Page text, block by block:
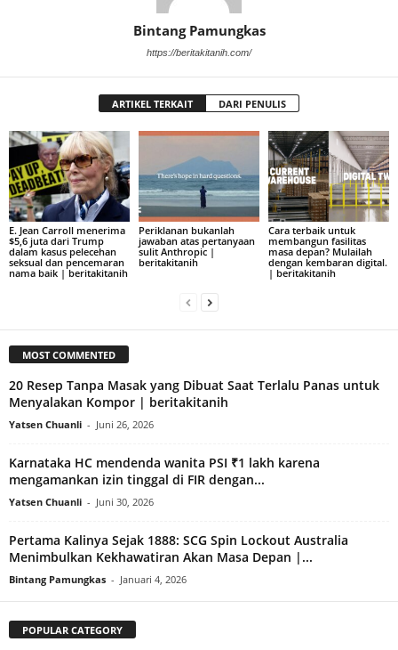
Bintang Pamungkas
https://beritakitanih.com/
ARTIKEL TERKAIT DARI PENULIS
E. Jean Carroll menerima
$5,6 juta dari Trump
dalam kasus pelecehan
seksual dan pencemaran
nama baik | beritakitanih
Periklanan bukanlah
jawaban atas pertanyaan
sulit Anthropic |
beritakitanih
Cara terbaik untuk
membangun fasilitas
masa depan? Mulailah
dengan kembaran digital.
| beritakitanih
MOST COMMENTED
20 Resep Tanpa Masak yang Dibuat Saat Terlalu Panas untuk
Menyalakan Kompor | beritakitanih
Yatsen Chuanli - Juni 26, 2026
Karnataka HC mendenda wanita PSI ₹1 lakh karena
mengamankan izin tinggal di FIR dengan...
Yatsen Chuanli - Juni 30, 2026
Pertama Kalinya Sejak 1888: SCG Spin Lockout Australia
Menimbulkan Kekhawatiran Akan Masa Depan |...
Bintang Pamungkas - Januari 4, 2026
POPULAR CATEGORY